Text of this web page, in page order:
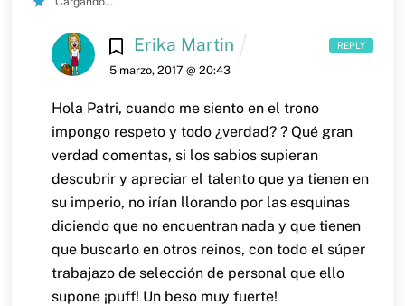
Erika Martin
5 marzo, 2017 @ 20:43
Hola Patri, cuando me siento en el trono
impongo respeto y todo ¿verdad? ? Qué gran
verdad comentas, si los sabios supieran
descubrir y apreciar el talento que ya tienen en
su imperio, no irían llorando por las esquinas
diciendo que no encuentran nada y que tienen
que buscarlo en otros reinos, con todo el súper
trabajazo de selección de personal que ello
supone ¡puff! Un beso muy fuerte!
REPLY